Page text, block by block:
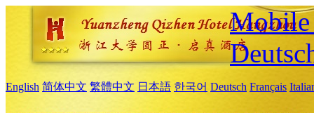
Mobile
English 简体中文 繁體中文 日本語 한국어 Deutsch Français